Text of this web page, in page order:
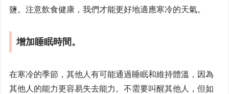
鹽。注意飲食健康，我們才能更好地適應寒冷的天氣。
增加睡眠時間。
在寒冷的季節，其他人有可能通過睡眠和維持體溫，因為
其他人的能力更容易失去能力。不需要叫醒其他人，但如